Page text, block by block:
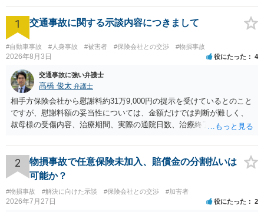
1 交通事故に関する示談内容につきまして
#自動車事故 #人身事故 #被害者 #保険会社との交渉 #物損事故
2026年8月3日 役にたった 4
交通事故に強い弁護士
髙橋 俊太 弁護士
相手方保険会社から慰謝料約31万9,000円の提示を受けているとのこと
ですが、慰謝料額の妥当性については、金額だけでは判断が難しく、
叔母様の受傷内容、治療期間、実際の通院日数、治療終了の経緯、後
確認する必要があります。保険会社から提示される慰謝料額について
は、弁護士が介入することにより増額を検討できる場合がありますの
で、以下の資料・情報を準備した上で、弁護士に個別に相談すること
をお勧めいたします。 ・相手方保険会社から届いている示談金額の提
示書類 ・叔母様の診断名、けがの内容 ・治療開始日及び治療終了日
・入院の有無、通院回数 ・現在も症状が残っているか ・叔母様ご本人
2
物損事故で任意保険未加入、賠償金の分割払いは
可能か？
#物損事故 #解決に向けた示談 #保険会社との交渉 #加害者
2026年7月27日 役にたった 2